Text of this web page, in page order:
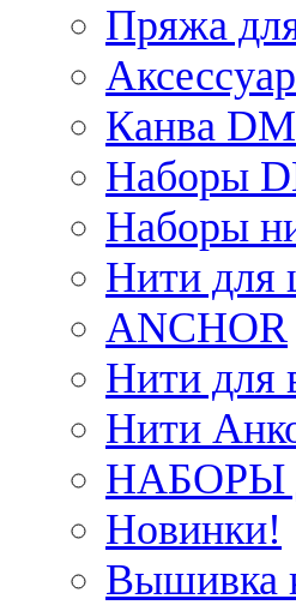
Пряжа
Канва
Наборы
Наборы
Нити для
ANCHOR
Нити для
Нити
НАБОРЫ
Новинки!
Вышивка